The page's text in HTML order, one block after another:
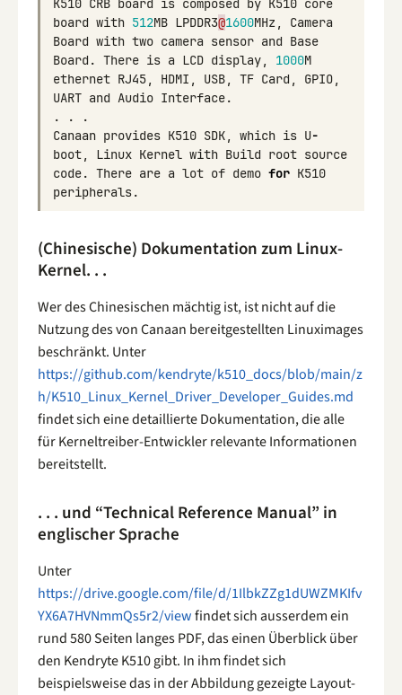
K510 CRB board is composed by K510 core
board with 512MB LPDDR3@1600MHz,
Camera
Board with two camera sensor and Base
Board. There is a LCD display, 1000M
ethernet RJ45, HDMI , USB, TF Card, GPIO,
UART and Audio Interface.
.
.
.
Canaan provides K510 SDK, which is U-
boot, Linux Kernel with Build root source
code. There are a lot of demo for K510
peripherals.
(Chinesische) Dokumentation zum Linux-
Kernel. . .
Wer des Chinesischen mächtig ist, ist nicht auf die
Nutzung des von Canaan bereitgestellten Linuximages
beschränkt. Unter
https://github.com/kendryte/k510_docs/blob/main/z
h/K510_Linux_Kernel_Driver_Developer_Guides.md
findet sich eine detaillierte Dokumentation, die alle
für Kerneltreiber-Entwickler relevante Informationen
bereitstellt.
. . . und “Technical Reference Manual” in
englischer Sprache
Unter
https://drive.google.com/file/d/1IlbkZZg1dUWZMKIfv
YX6A7HVNmmQs5r2/viewfindet sich ausserdem ein
rund 580 Seiten langes PDF, das einen Überblick über
den Kendryte K510 gibt. In ihm findet sich
beispielsweise das in der Abbildung gezeigte Layout-